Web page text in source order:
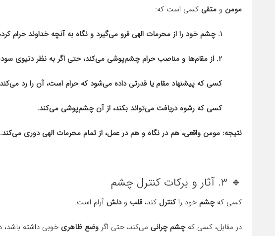
مومن و متقی کسی است که:
1. چشم خود را از محرمات الهی فرو می‌گیرد و نگاه به آنچه خداوند حرام کرده، نمی‌کند.
2. از مقام‌ها و مناصب حرام چشم‌پوشی می‌کند، حتی اگر به نظر دنیوی سودمند باشد.
کسی که پیشنهاد مقام یا قدرتی داده می‌شود که حرام است، آن را رد
کسی که رشوه دریافت می‌تواند بکند، از آن چشم‌پوشی می‌کند.
نتیجه: مومن واقعی، هم در نگاه و هم در عمل، از تمام محرمات الهی دوری می‌کند.
🔹 3. آثار و برکات کنترل چشم
کسی کهچشم خود را کنترل کند، قلب ودلش آرام است.
در مقابل، کسی کهچشم چرانی می‌کند، حتی اگر وضع ظاهری خوبی داشته باشد،